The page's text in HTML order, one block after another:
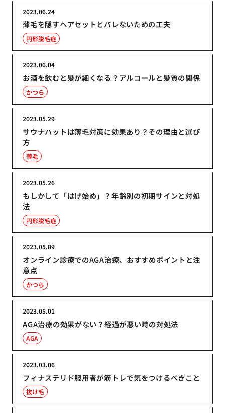
薄毛を隠すヘアセットとバレないための工夫
2023.06.24
円形脱毛症
お酒を飲むと髪が細くなる？アルコールと髪質の関係
2023.06.04
かつら
サウナハットは薄毛対策に効果あり？その理由と選び
方
2023.05.29
薄毛
もしかして「はげ始め」？年齢別の初期サインと対処
法
2023.05.26
円形脱毛症
オンライン診療でのAGA治療、おすすめポイントと注
意点
2023.05.09
かつら
AGA治療の効果がない？経過が悪い時の対処法
2023.05.01
AGA
フィナステリド服用者が筋トレで気をつけるべきこと
2023.03.06
抜け毛